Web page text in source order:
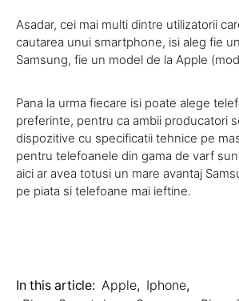
Asadar, cei mai multi dintre utilizatorii
cautarea unui smartphone, isi aleg fie
Samsung, fie un model de la Apple
Pana la urma fiecare isi poate alege
preferinte, pentru ca ambii producatori
dispozitive cu specificatii tehnice pe
pentru telefoanele din gama de varf
aici ar avea totusi un mare avantaj
pe piata si telefoane mai ieftine.
In this article: Apple, Iphone,